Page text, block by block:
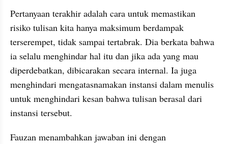
Pertanyaan terakhir adalah cara untuk memastikan
risiko tulisan kita hanya maksimum berdampak
terserempet, tidak sampai tertabrak. Dia berkata bahwa
ia selalu menghindar hal itu dan jika ada yang mau
diperdebatkan, dibicarakan secara internal. Ia juga
menghindari mengatasnamakan instansi dalam menulis
untuk menghindari kesan bahwa tulisan berasal dari
instansi tersebut.
Fauzan menambahkan jawaban ini dengan